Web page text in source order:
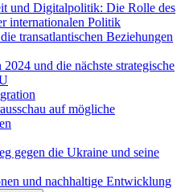
und Digitalpolitik: Die Rolle des
internationalen Politik
transatlantischen Beziehungen
und die nächste strategische
auf mögliche
gegen die Ukraine und seine
und nachhaltige Entwicklung